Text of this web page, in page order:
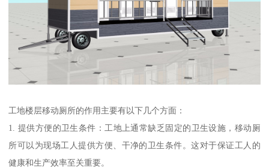
工地楼层移动厕所的作用主要有以下几个方面：
1. 提供方便的卫生条件：工地上通常缺乏固定的卫生设施，移动厕
所可以为现场工人提供方便、干净的卫生条件。这对于保证工人的
健康和生产效率至关重要。